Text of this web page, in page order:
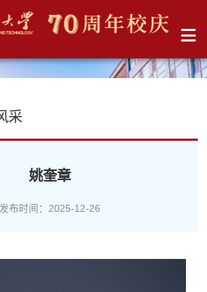
采
姚奎章
发布时间：2025-12-26